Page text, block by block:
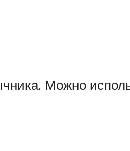
Можно